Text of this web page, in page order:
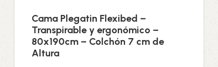
Cama Plegatin Flexibed –
Transpirable y ergonómico –
80x190cm – Colchón 7 cm de
Altura